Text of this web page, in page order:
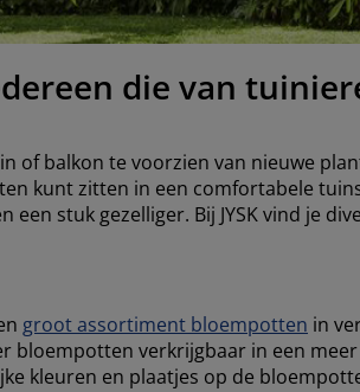
die van
of balkon te voorzien van nieuwe
kunt zitten in een comfortabele
een stuk gezelliger. Bij JYSK vind je
groot assortiment bloempotten in
bloempotten verkrijgbaar in een
kleuren en plaatjes op de